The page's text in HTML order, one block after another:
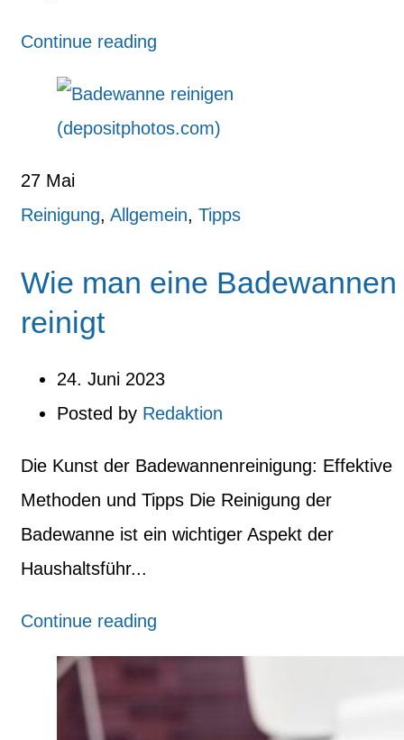
Continue reading
27 Mai
Reinigung, Allgemein, Tipps
Wie man eine Badewannen
reinigt
24. Juni 2023
Posted by Redaktion
Die Kunst der Badewannenreinigung: Effektive
Methoden und Tipps Die Reinigung der
Badewanne ist ein wichtiger Aspekt der
Haushaltsführ...
Continue reading